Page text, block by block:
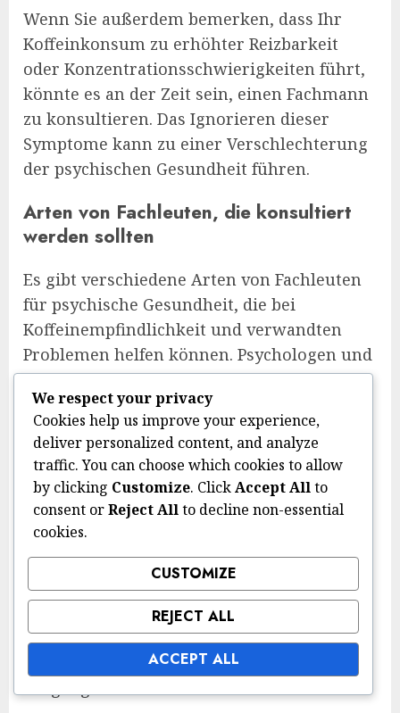
Wenn Sie außerdem bemerken, dass Ihr
Koffeinkonsum zu erhöhter Reizbarkeit
oder Konzentrationsschwierigkeiten führt,
könnte es an der Zeit sein, einen Fachmann
zu konsultieren. Das Ignorieren dieser
Symptome kann zu einer Verschlechterung
der psychischen Gesundheit führen.
Arten von Fachleuten, die konsultiert
werden sollten
Es gibt verschiedene Arten von Fachleuten
für psychische Gesundheit, die bei
Koffeinempfindlichkeit und verwandten
Problemen helfen können. Psychologen und
Psychiater sind darauf trainiert, psychische
Gesundheitszustände zu diagnostizieren
und zu behandeln, einschließlich solcher,
die durch Koffein verschärft werden. Sie
können bei Bedarf Therapie oder
Medikamente anbieten.
Lizenzierte klinische Sozialarbeiter und
Berater können ebenfalls Unterstützung
und Bewältigungsstrategien anbieten. Sie
konzentrieren sich oft auf
Verhaltensänderungen und können Ihnen
helfen, gesündere Gewohnheiten im
We respect your privacy
Cookies help us improve your experience,
deliver personalized content, and analyze
traffic. You can choose which cookies to allow
by clicking Customize. ClickAccept Allto
consent orReject Allto decline non-essential
cookies.
CUSTOMIZE
REJECT ALL
ACCEPT ALL